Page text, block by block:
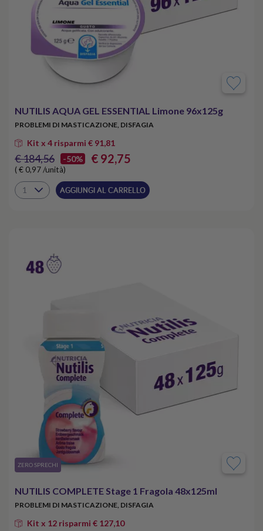
NUTILIS AQUA GEL ESSENTIAL Limone 96x125g
PROBLEMI DI MASTICAZIONE, DISFAGIA
Kit x 4 risparmi € 91,81
€ 184,56 -50% € 92,75
( € 0,97 /unità)
AGGIUNGI AL CARRELLO
​ZERO SPRECHI
NUTILIS COMPLETE Stage 1 Fragola 48x125ml
PROBLEMI DI MASTICAZIONE, DISFAGIA
Kit x 12 risparmi € 127,10